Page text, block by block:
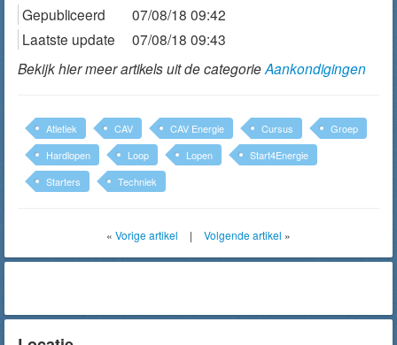
Gepubliceerd
07/08/18 09:42
Laatste update
07/08/18 09:43
Bekijk hier meer artikels uit de categorieAankondigingen
Atletiek CAV CAV Energie Cursus
Groep
Hardlopen
Loop Lopen
Start4Energie
Starters
Techniek
« Vorige artikel | Volgende artikel »